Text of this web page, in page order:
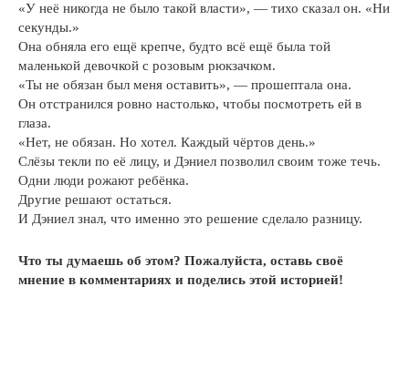
«У неё никогда не было такой власти», — тихо сказал он. «Ни
секунды.»
Она обняла его ещё крепче, будто всё ещё была той
маленькой девочкой с розовым рюкзачком.
«Ты не обязан был меня оставить», — прошептала она.
Он отстранился ровно настолько, чтобы посмотреть ей в
глаза.
«Нет, не обязан. Но хотел. Каждый чёртов день.»
Слёзы текли по её лицу, и Дэниел позволил своим тоже течь.
Одни люди рожают ребёнка.
Другие решают остаться.
И Дэниел знал, что именно это решение сделало разницу.
Что ты думаешь об этом? Пожалуйста, оставь своё
мнение в комментариях и поделись этой историей!